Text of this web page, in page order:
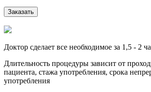
Заказать
Доктор сделает все необходимое за 1,5 - 2
Длительность процедуры зависит от
пациента, стажа употребления, срока
употребления